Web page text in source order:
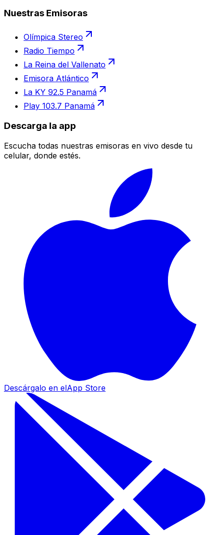
Nuestras Emisoras
Olímpica Stereo
Radio Tiempo
La Reina del Vallenato
Emisora Atlántico
La KY 92.5 Panamá
Play 103.7 Panamá
Descarga la app
Escucha todas nuestras emisoras en vivo desde tu
celular, donde estés.
Descárgalo en elApp Store